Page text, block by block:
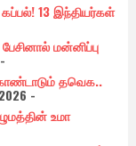
13 இந்தியர்கள்
மன்னிப்பு
-
தவெக..
-
உமா